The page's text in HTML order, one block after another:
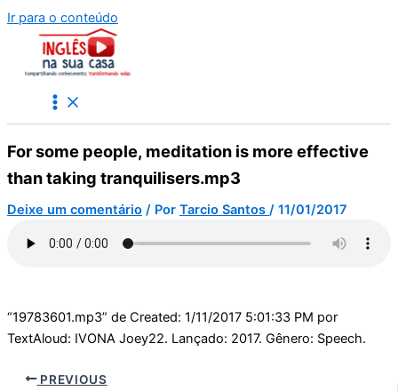
Ir para o conteúdo
For some people, meditation is more effective
than taking tranquilisers.mp3
Deixe um comentário / Por Tarcio Santos / 11/01/2017
“19783601.mp3” de Created: 1/11/2017 5:01:33 PM por
TextAloud: IVONA Joey22. Lançado: 2017. Gênero: Speech.
PREVIOUS